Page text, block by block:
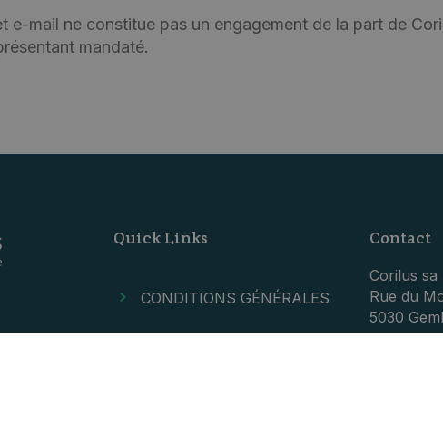
e-mail ne constitue pas un engagement de la part de
mandaté.
Quick Links
CONDITIONS GÉNÉRALES
Contact
Corilus sa
Rue du
5030